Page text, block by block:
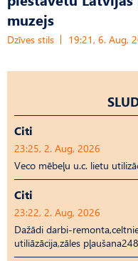
muzejs
Dzīves stils 19:21, 6. Aug,
Citi
23:25, 2. Aug, 2026
Veco mēbeļu u.c. lietu
Citi
23:22, 2. Aug, 2026
Dažādi darbi-
utiliāzācija,zāles